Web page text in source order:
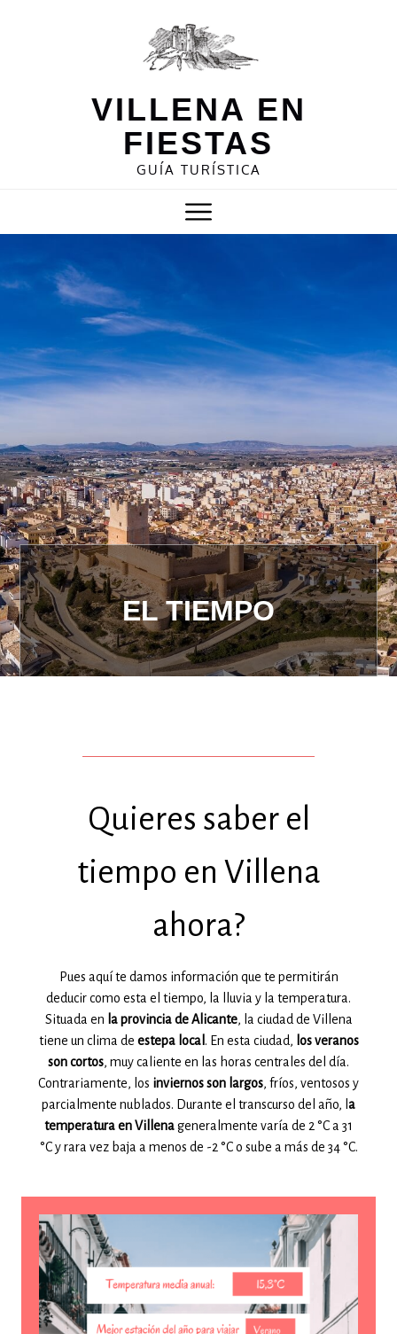
VILLENA EN
FIESTAS
GUÍA TURÍSTICA
EL TIEMPO
Quieres saber el
tiempo en Villena
ahora?
Pues aquí te damos información que te permitirán
deducir como esta el tiempo, la lluvia y la temperatura.
Situada en la provincia de Alicante, la ciudad de Villena
tiene un clima de estepa local . En esta ciudad, los veranos
son cortos, muy caliente en las horas centrales del día.
Contrariamente, los inviernos son largos, fríos, ventosos y
parcialmente nublados. Durante el transcurso del año, l a
temperatura en Villenageneralmente varía de 2 °C a 31
°C y rara vez baja a menos de -2 °C o sube a más de 34 °C.